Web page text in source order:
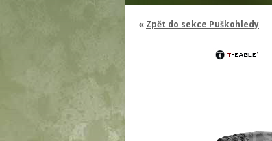
Zpět do sekce Puškohledy